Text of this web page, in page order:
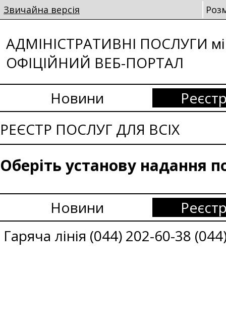
Звичайна версія
АДМІНІСТРАТИВНІ ПОСЛУГИ
ОФІЦІЙНИЙ ВЕБ-ПОРТАЛ
Новини
РЕЄСТР ПОСЛУГ ДЛЯ ВСІХ
Оберіть установу надання
Новини
Гаряча лінія (044) 202-60-38